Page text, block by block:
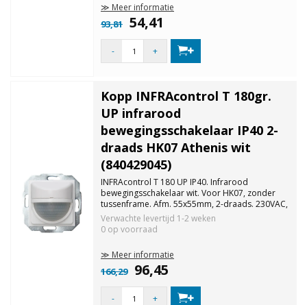
≫ Meer informatie
93,81 54,41
- +
Kopp INFRAcontrol T 180gr.
UP infrarood
bewegingsschakelaar IP40 2-
draads HK07 Athenis wit
(840429045)
INFRAcontrol T 180 UP IP40. Infrarood
bewegingsschakelaar wit. Voor HK07, zonder
tussenframe. Afm. 55x55mm, 2-draads. 230VAC,
50/60 Hz; Detectiehoek: 180 graden; Gloeilamp:
5-300W; HV-halogeenlamp: 5-300VA; LED-
lampen: 5-100W; LV-halogeenlampen: 5-150W.
Verwachte levertijd 1-2 weken
0 op voorraad
≫ Meer informatie
166,29 96,45
- +